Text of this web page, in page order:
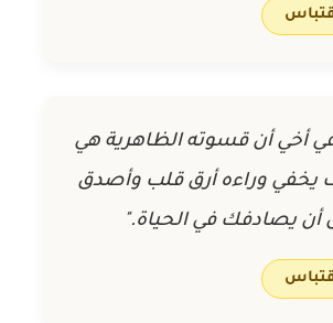
أخي أن قسوته الظاهرية هي
يخفي وراءه أرق قلب وأصدق
أن يصادفك في الحياة."